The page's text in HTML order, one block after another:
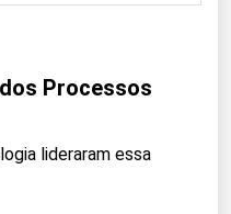
Processos
lideraram essa